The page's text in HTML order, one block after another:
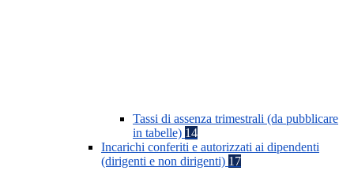
Tassi di assenza trimestrali (da pubblicare
in tabelle) 14
Incarichi conferiti e autorizzati ai dipendenti
(dirigenti e non dirigenti) 17